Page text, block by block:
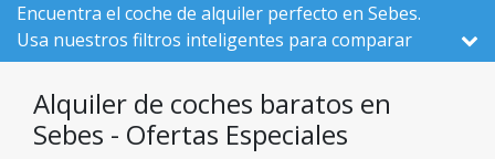
Encuentra el coche de alquiler perfecto en Sebes.
Usa nuestros filtros inteligentes para comparar
vehículos activos aquí, de un total de 524 en
Rumanía, de 1 empresas locales.
Alquiler de coches baratos en
Sebes - Ofertas Especiales